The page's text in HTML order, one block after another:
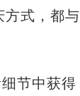
式，都与
节中获得